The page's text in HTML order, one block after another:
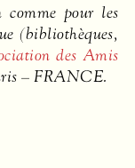
comme pour les
(bibliothèques,
des Amis
–FRANCE.